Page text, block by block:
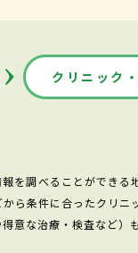
クリニック
を調べることができる
条件に合ったクリニ
意な治療・検査など）も